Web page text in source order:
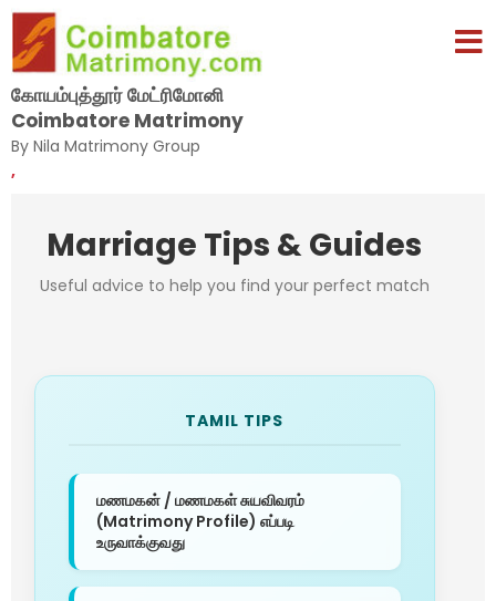
கோயம்புத்தூர் மேட்ரிமோனி
Coimbatore Matrimony
By Nila Matrimony Group
,
Marriage Tips & Guides
Useful advice to help you find your perfect match
TAMIL TIPS
மணமகன் / மணமகள் சுயவிவரம்
(Matrimony Profile) எப்படி
உருவாக்குவது